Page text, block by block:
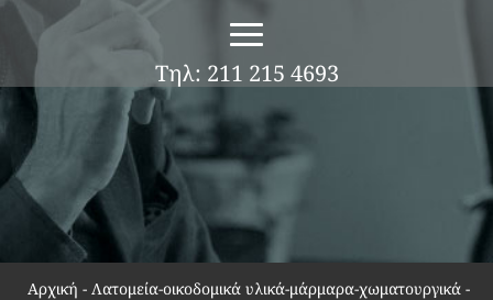
Τηλ: 211 215 4693
Αρχική - Λατομεία-οικοδομικά υλικά-μάρμαρα-χωματουργικά-